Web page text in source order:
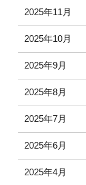
2025年11月
2025年10月
2025年9月
2025年8月
2025年7月
2025年6月
2025年4月